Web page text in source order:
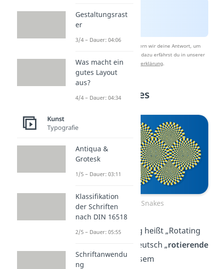
Nach Beantwortung speichern wir deine Antwort, um
Studyflix zu verbessern. Mehr dazu erfährst du in unserer
Datenschutzerklärung.
Rotating Snakes
Rotating Snakes
Die obige Abbildung heißt „Rotating
Snakes”, also auf deutsch „rotierende
Schlangen”. Bei diesem
Gestaltungsrast
er
3/4 – Dauer: 04:06
Was macht ein
gutes Layout
aus?
4/4 – Dauer: 04:34
Kunst
Typografie
Antiqua &
Grotesk
1/5 – Dauer: 03:11
Klassifikation
der Schriften
nach DIN 16518
2/5 – Dauer: 05:55
Schriftanwendu
ng